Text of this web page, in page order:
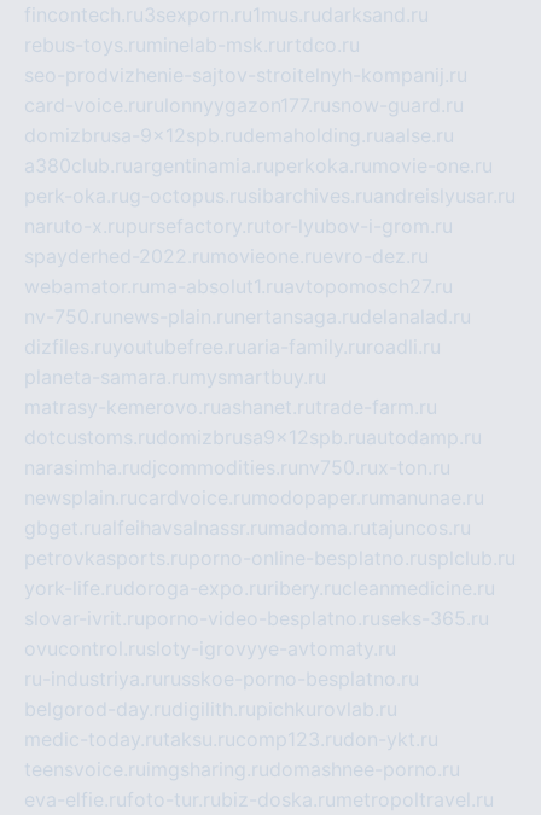
fincontech.ru3sexporn.ru1mus.rudarksand.ru
rebus-toys.ru minelab-msk.ru rtdco.ru
seo-prodvizhenie-sajtov-stroitelnyh-kompanij.ru
card-voice.ru rulonnyygazon177.rusnow-guard.ru
domizbrusa-9x12spb.rudemaholding.ruaalse.ru
a380club.ruargentinamia.ruperkoka.ru movie-one.ru
perk-oka.rug-octopus.rusibarchives.ruandreislyusar.ru
naruto-x.rupursefactory.rutor-lyubov-i-grom.ru
spayderhed-2022.ru movieone.ruevro-dez.ru
webamator.ru ma-absolut1.ruavtopomosch27.ru
nv-750.ru news-plain.ru nertansaga.rudelanalad.ru
dizfiles.ruyoutubefree.ruaria-family.ru roadli.ru
planeta-samara.ru mysmartbuy.ru
matrasy-kemerovo.ruashanet.rutrade-farm.ru
dotcustoms.rudomizbrusa9x12spb.ruautodamp.ru
narasimha.rudjcommodities.ru nv750.rux-ton.ru
newsplain.rucardvoice.ru modopaper.ru manunae.ru
gbget.rualfeihavsalnassr.ru madoma.rutajuncos.ru
petrovkasports.ruporno-online-besplatno.rusplclub.ru
york-life.rudoroga-expo.ru ribery.rucleanmedicine.ru
slovar-ivrit.ruporno-video-besplatno.ruseks-365.ru
ovucontrol.rusloty-igrovyye-avtomaty.ru
ru-industriya.ru russkoe-porno-besplatno.ru
belgorod-day.rudigilith.rupichkurovlab.ru
medic-today.rutaksu.rucomp123.rudon-ykt.ru
teensvoice.ru imgsharing.rudomashnee-porno.ru
eva-elfie.rufoto-tur.rubiz-doska.ru metropoltravel.ru